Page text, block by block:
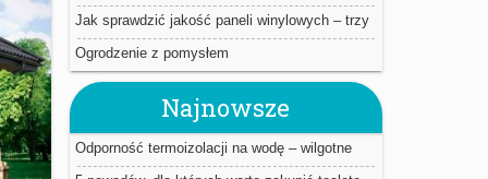
Jak sprawdzić jakość paneli winylowych – trzy
proste triki.
Ogrodzenie z pomysłem
Najnowsze
Odporność termoizolacji na wodę – wilgotne
ocieplenie jest jak mokry sweter